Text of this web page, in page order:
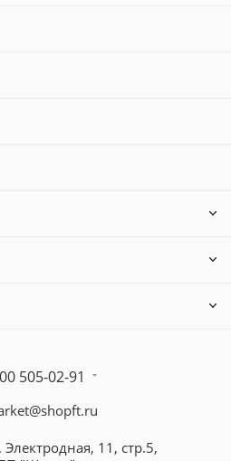
505-02-91
11, стр.5,